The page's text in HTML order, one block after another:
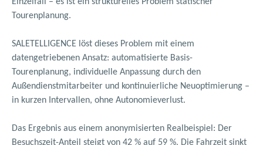
Tourenplanung.
SALETELLIGENCE löst dieses Problem mit einem
datengetriebenen Ansatz: automatisierte Basis-
Tourenplanung, individuelle Anpassung durch den
Außendienstmitarbeiter und kontinuierliche Neuoptimierung –
in kurzen Intervallen, ohne Autonomieverlust.
Das Ergebnis aus einem anonymisierten Realbeispiel: Der
Besuchszeit-Anteil steigt von 42 % auf 59 %. Die Fahrzeit sinkt